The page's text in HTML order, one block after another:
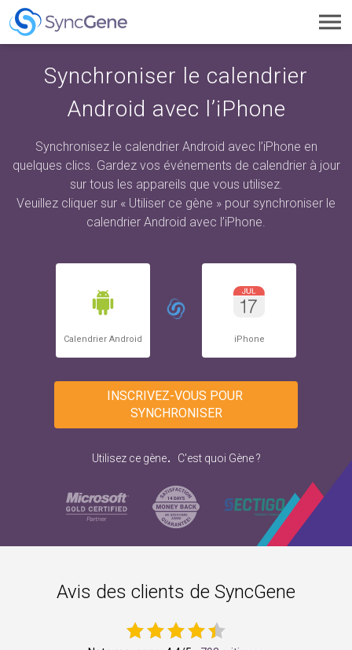
Synchroniser le calendrier
Android avec l’iPhone
Synchronisez le calendrier Android avec l’iPhone en
quelques clics. Gardez vos événements de calendrier à jour
sur tous les appareils que vous utilisez.
Veuillez cliquer sur « Utiliser ce gène » pour synchroniser le
calendrier Android avec l’iPhone.
Calendrier Android iPhone
INSCRIVEZ-VOUS POUR
SYNCHRONISER
Utilisez ce gène. C'est quoi Gène ?
Avis des clients de SyncGene